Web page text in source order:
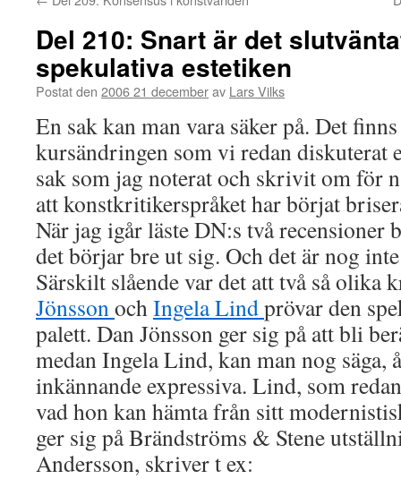
Del 210: Snart är det
spekulativa estetiken
Postat den 2006 21 decemberav Lars Vilks
En sak kan man vara säker på. Det
kursändringen som vi redan diskuterat
sak som jag noterat och skrivit om för
att konstkritikerspråket har börjat
När jag igår läste DN:s två recensioner
det börjar bre ut sig. Och det är nog
Särskilt slående var det att två så olika
JönssonochIngela Lindprövar den
palett. Dan Jönsson ger sig på att bli
medan Ingela Lind, kan man nog
inkännande expressiva. Lind, som
vad hon kan hämta från sitt
ger sig på Brändströms & Stene
Andersson, skriver t ex: